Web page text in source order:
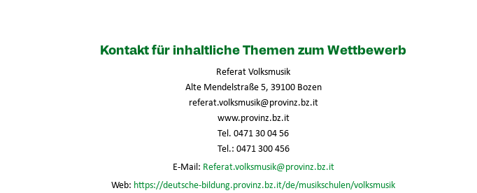
Kontakt für inhaltliche Themen zum Wettbewerb
Referat Volksmusik
Alte Mendelstraße 5, 39100 Bozen
referat.volksmusik@provinz.bz.it
www.provinz.bz.it
Tel. 0471 30 04 56
Tel.: 0471 300 456
E-Mail: Referat.volksmusik@provinz.bz.it
Web: https://deutsche-bildung.provinz.bz.it/de/musikschulen/volksmusik